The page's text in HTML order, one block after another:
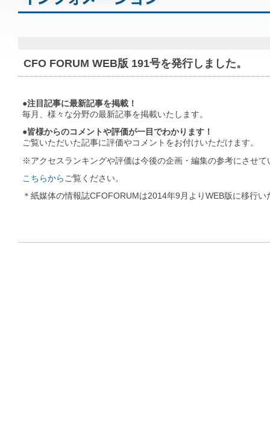
CFO FORUM WEB版 191号を発行しました。
●注目記事に最新記事を掲載！
毎月、様々な分野の最新記事を掲載いたします。
●皆様からのコメントや評価が一目でわかります！
ご覧いただいた記事に評価やコメントをお付けいただけます。
※アクセスランキングや評価は今後の企画・編集の参考にさせて
こちらから ご覧ください。
＊紙媒体の情報誌CFOFORUMは2014年9月よりWEB版に移行い